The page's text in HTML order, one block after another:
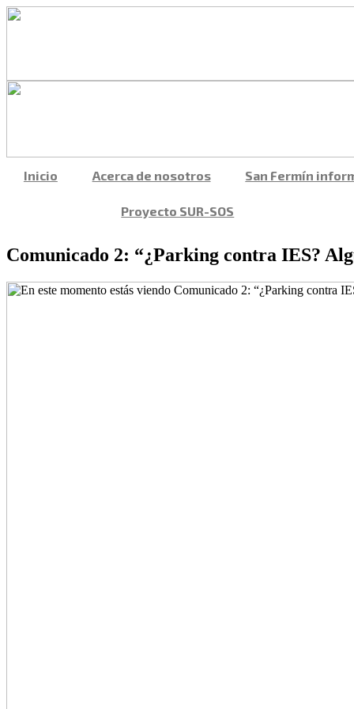
Saltar
Inicio Acerca de nosotros San Fermín
Proyecto SUR-SOS
Comunicado 2: “¿Parking contra IES?